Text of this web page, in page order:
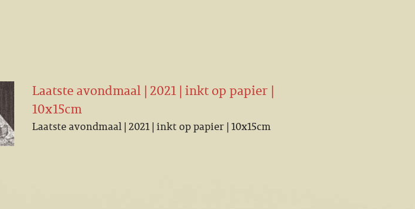
Laatste avondmaal | 2021 | inkt op papier |
10x15cm
Laatste avondmaal | 2021 | inkt op papier | 10x15cm